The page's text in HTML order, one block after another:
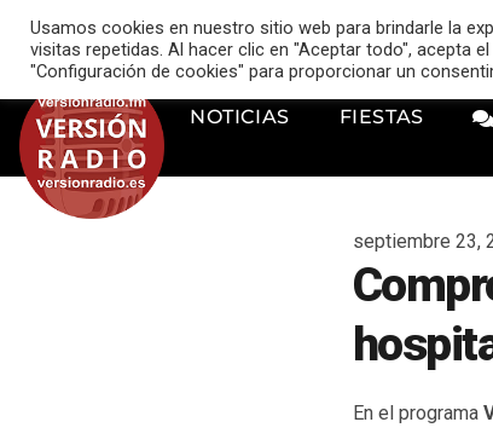
music_note VERSIÓN RADIO
NOTICIAS FIESTAS
septiembre 23,
En el programa
Usamos cookies en nuestro sitio web para brindarle la
visitas repetidas. Al hacer clic en "Aceptar todo", acepta
"Configuración de cookies" para proporcionar un